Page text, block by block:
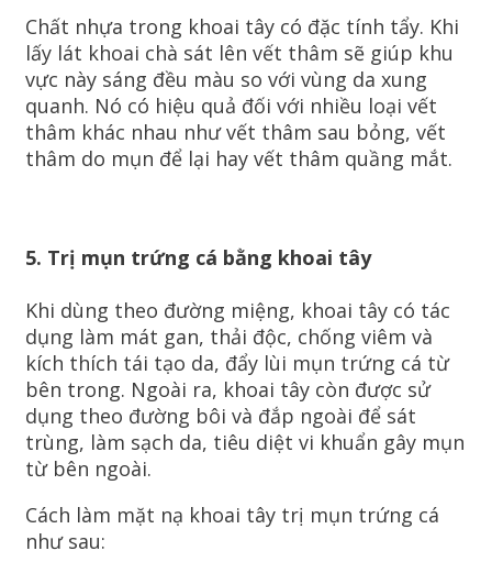
Chất nhựa trong khoai tây có đặc tính tẩy. Khi
lấy lát khoai chà sát lên vết thâm sẽ giúp khu
vực này sáng đều màu so với vùng da xung
quanh. Nó có hiệu quả đối với nhiều loại vết
thâm khác nhau như vết thâm sau bỏng, vết
thâm do mụn để lại hay vết thâm quầng mắt.
5. Trị mụn trứng cá bằng khoai tây
Khi dùng theo đường miệng, khoai tây có tác
dụng làm mát gan, thải độc, chống viêm và
kích thích tái tạo da, đẩy lùi mụn trứng cá từ
bên trong. Ngoài ra, khoai tây còn được sử
dụng theo đường bôi và đắp ngoài để sát
trùng, làm sạch da, tiêu diệt vi khuẩn gây mụn
từ bên ngoài.
Cách làm mặt nạ khoai tây trị mụn trứng cá
như sau: